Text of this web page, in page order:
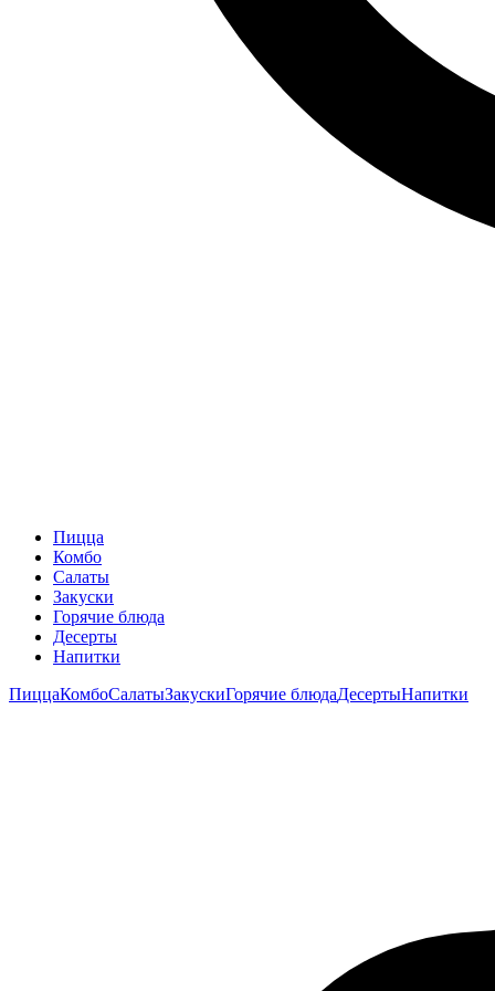
Пицца
Комбо
Салаты
Закуски
Горячие блюда
Десерты
Напитки
ПиццаКомбоСалатыЗакускиГорячие блюдаДесертыНапитки